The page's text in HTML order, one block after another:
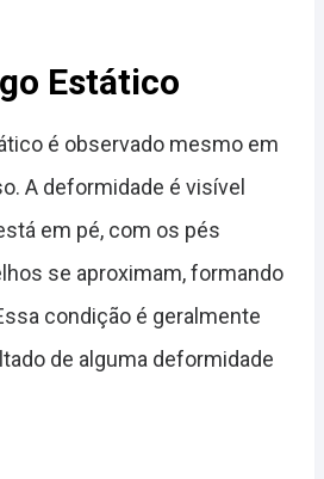
Estático
é observado mesmo em
A deformidade é visível
em pé, com os pés
se aproximam, formando
condição é geralmente
de alguma deformidade